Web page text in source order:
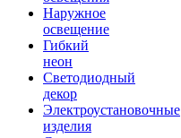
Наружное
освещение
Гибкий
неон
Светодиодный
декор
Электроустановочные
изделия